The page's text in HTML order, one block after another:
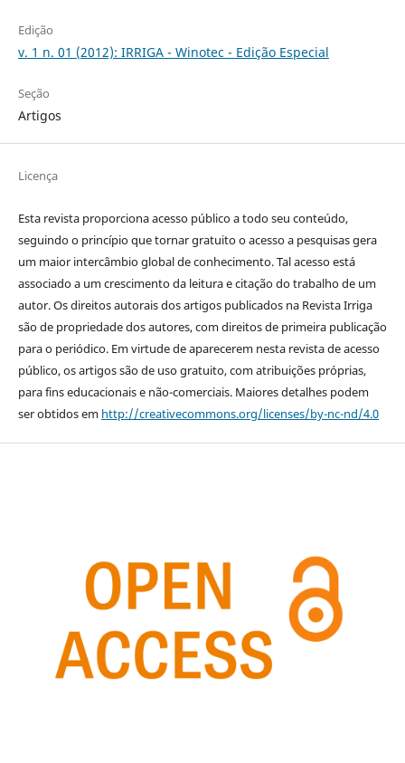
Edição
v. 1 n. 01 (2012): IRRIGA - Winotec - Edição Especial
Seção
Artigos
Licença
Esta revista proporciona acesso público a todo seu conteúdo,
seguindo o princípio que tornar gratuito o acesso a pesquisas gera
um maior intercâmbio global de conhecimento. Tal acesso está
associado a um crescimento da leitura e citação do trabalho de um
autor. Os direitos autorais dos artigos publicados na Revista Irriga
são de propriedade dos autores, com direitos de primeira publicação
para o periódico. Em virtude de aparecerem nesta revista de acesso
público, os artigos são de uso gratuito, com atribuições próprias,
para fins educacionais e não-comerciais. Maiores detalhes podem
ser obtidos em http://creativecommons.org/licenses/by-nc-nd/4.0